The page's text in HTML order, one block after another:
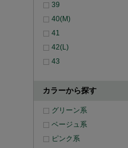
39
40(M)
41
42(L)
43
カラーから探す
グリーン系
ベージュ系
ピンク系